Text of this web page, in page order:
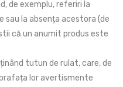
de exemplu, referiri la
sau la absența acestora (de
că un anumit produs este
tutun de rulat, care, de
lor avertismente